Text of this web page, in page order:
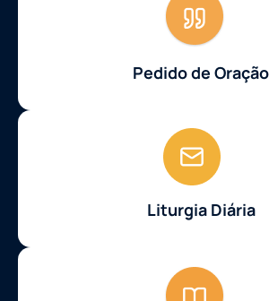
Pedido de Oração
Liturgia Diária